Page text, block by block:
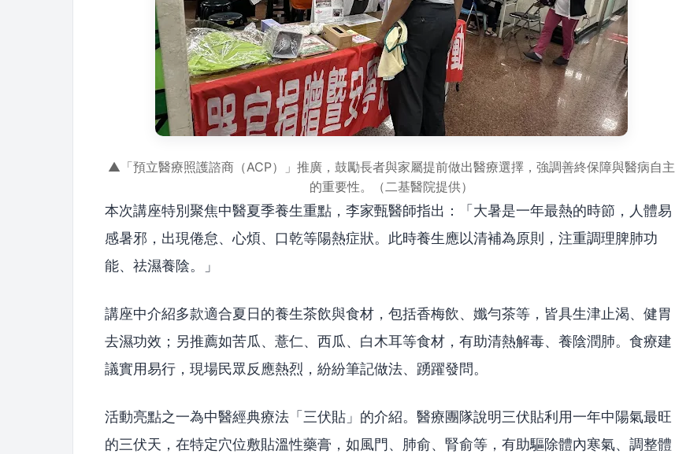
▲「預立醫療照護諮商（ACP）」推廣，鼓勵長者與家屬提前做出醫療選擇，強調善終保障與醫病自主
的重要性。（二基醫院提供）
本次講座特別聚焦中醫夏季養生重點，李家甄醫師指出：「大暑是一年最熱的時節，人體易
感暑邪，出現倦怠、心煩、口乾等陽熱症狀。此時養生應以清補為原則，注重調理脾肺功
能、祛濕養陰。」
講座中介紹多款適合夏日的養生茶飲與食材，包括香梅飲、孅勻茶等，皆具生津止渴、健胃
去濕功效；另推薦如苦瓜、薏仁、西瓜、白木耳等食材，有助清熱解毒、養陰潤肺。食療建
議實用易行，現場民眾反應熱烈，紛紛筆記做法、踴躍發問。
活動亮點之一為中醫經典療法「三伏貼」的介紹。醫療團隊說明三伏貼利用一年中陽氣最旺
的三伏天，在特定穴位敷貼溫性藥膏，如風門、肺俞、腎俞等，有助驅除體內寒氣、調整體